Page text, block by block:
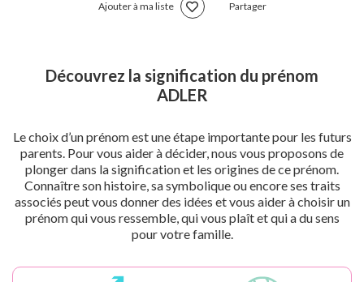
Ajouter à ma liste Partager
Découvrez la signification du prénom
ADLER
Le choix d’un prénom est une étape importante pour les futurs
parents. Pour vous aider à décider, nous vous proposons de
plonger dans la signification et les origines de ce prénom.
Connaître son histoire, sa symbolique ou encore ses traits
associés peut vous donner des idées et vous aider à choisir un
prénom qui vous ressemble, qui vous plaît et qui a du sens
pour votre famille.